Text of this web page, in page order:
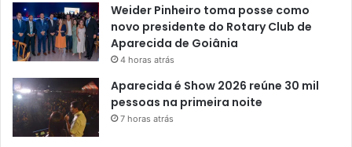
Weider Pinheiro toma posse como
novo presidente do Rotary Club de
Aparecida de Goiânia
4 horas atrás
Aparecida é Show 2026 reúne 30 mil
pessoas na primeira noite
7 horas atrás